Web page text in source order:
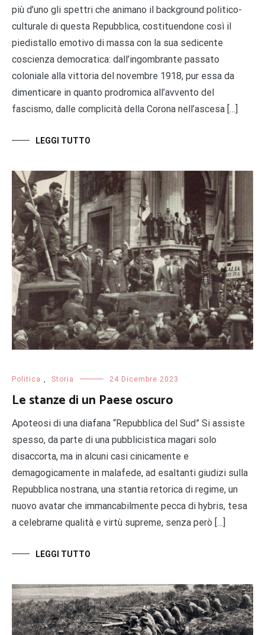
più d’uno gli spettri che animano il background politico-
culturale di questa Repubblica, costituendone così il
piedistallo emotivo di massa con la sua sedicente
coscienza democratica: dall’ingombrante passato
coloniale alla vittoria del novembre 1918, pur essa da
dimenticare in quanto prodromica all’avvento del
fascismo, dalle complicità della Corona nell’ascesa […]
LEGGI TUTTO
Politica , Storia 24 Dicembre 2023
Le stanze di un Paese oscuro
Apoteosi di una diafana “Repubblica del Sud” Si assiste
spesso, da parte di una pubblicistica magari solo
disaccorta, ma in alcuni casi cinicamente e
demagogicamente in malafede, ad esaltanti giudizi sulla
Repubblica nostrana, una stantia retorica di regime, un
nuovo avatar che immancabilmente pecca di hybris, tesa
a celebrarne qualità e virtù supreme, senza però […]
LEGGI TUTTO